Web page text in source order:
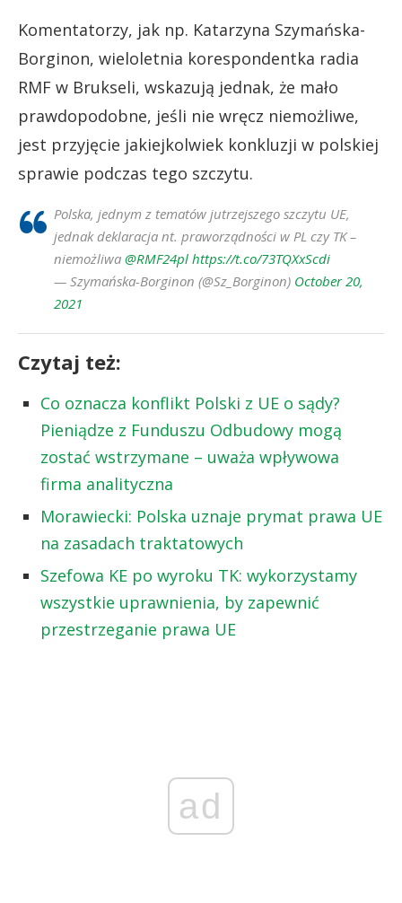
Komentatorzy, jak np. Katarzyna Szymańska-
Borginon, wieloletnia korespondentka radia
RMF w Brukseli, wskazują jednak, że mało
prawdopodobne, jeśli nie wręcz niemożliwe,
jest przyjęcie jakiejkolwiek konkluzji w polskiej
sprawie podczas tego szczytu.
Polska, jednym z tematów jutrzejszego szczytu UE,
jednak deklaracja nt. praworządności w PL czy TK –
niemożliwa @RMF24pl https://t.co/73TQXxScdi
— Szymańska-Borginon (@Sz_Borginon) October 20,
2021
Czytaj też:
Co oznacza konflikt Polski z UE o sądy?
Pieniądze z Funduszu Odbudowy mogą
zostać wstrzymane – uważa wpływowa
firma analityczna
Morawiecki: Polska uznaje prymat prawa UE
na zasadach traktatowych
Szefowa KE po wyroku TK: wykorzystamy
wszystkie uprawnienia, by zapewnić
przestrzeganie prawa UE
ad